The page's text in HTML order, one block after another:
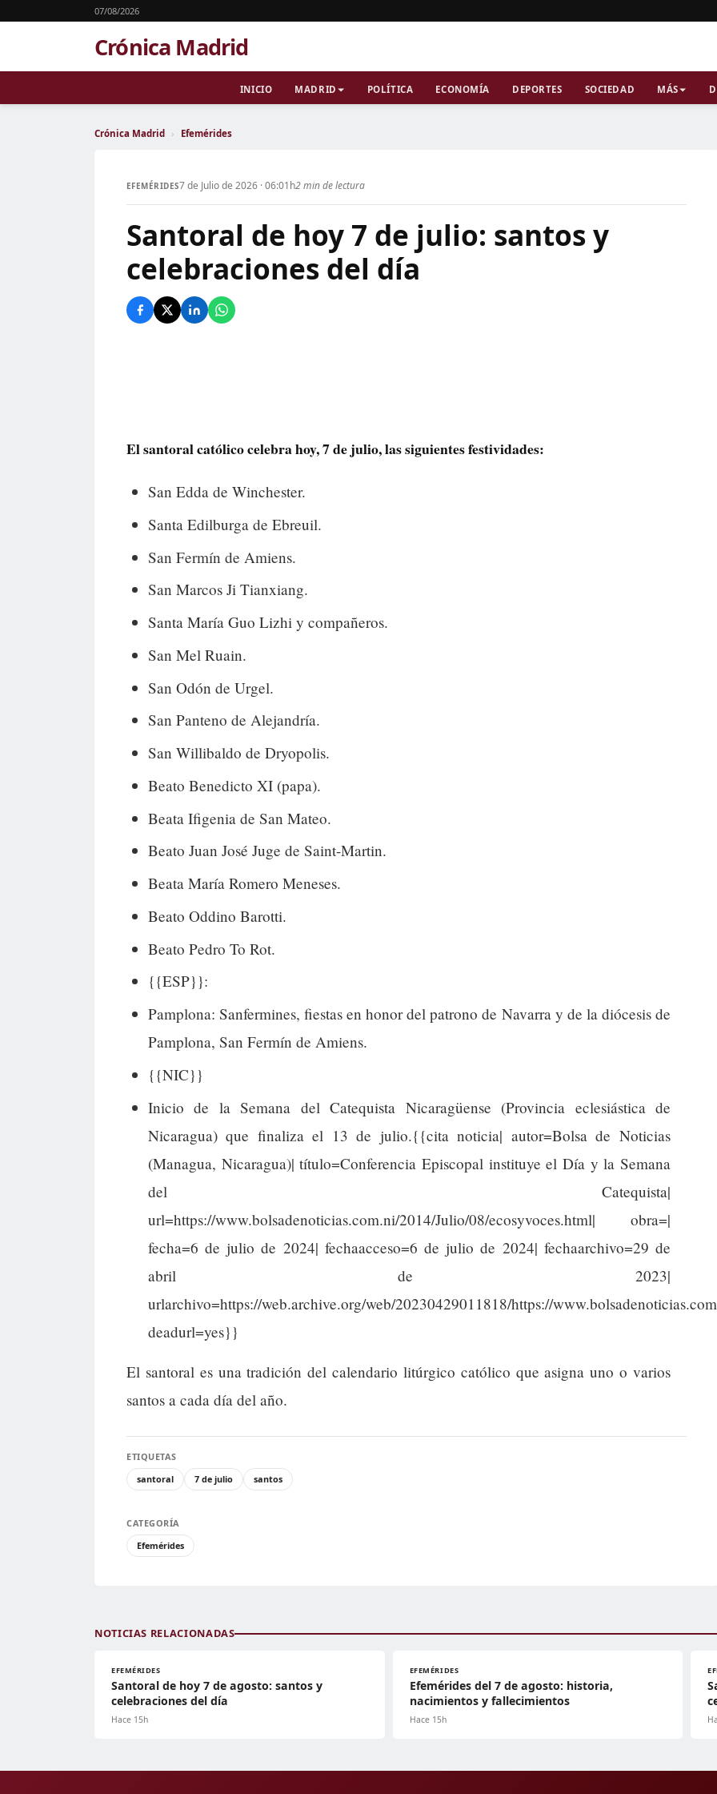
07/08/2026
Crónica Madrid
INICIO MADRID POLÍTICA ECONOMÍA DEPORTES SOCIEDAD MÁS
Crónica Madrid › Efemérides
EFEMÉRIDES7 de Julio de 2026 · 06:01h2 min de lectura
Santoral de hoy 7 de julio: santos y
celebraciones del día
El santoral católico celebra hoy, 7 de julio, las siguientes festividades:
San Edda de Winchester.
Santa Edilburga de Ebreuil.
San Fermín de Amiens.
San Marcos Ji Tianxiang.
Santa María Guo Lizhi y compañeros.
San Mel Ruain.
San Odón de Urgel.
San Panteno de Alejandría.
San Willibaldo de Dryopolis.
Beato Benedicto XI (papa).
Beata Ifigenia de San Mateo.
Beato Juan José Juge de Saint-Martin.
Beata María Romero Meneses.
Beato Oddino Barotti.
Beato Pedro To Rot.
{{ESP}}:
Pamplona: Sanfermines, fiestas en honor del patrono de Navarra y de la diócesis de
Pamplona, San Fermín de Amiens.
{{NIC}}
Inicio de la Semana del Catequista Nicaragüense (Provincia eclesiástica de
Nicaragua) que finaliza el 13 de julio.{{cita noticia| autor=Bolsa de Noticias
(Managua, Nicaragua)| título=Conferencia Episcopal instituye el Día y la Semana
del Catequista|
url=https://www.bolsadenoticias.com.ni/2014/Julio/08/ecosyvoces.html| obra=|
fecha=6 de julio de 2024| fechaacceso=6 de julio de 2024| fechaarchivo=29 de
abril de 2023|
urlarchivo=https://web.archive.org/web/20230429011818/https://
deadurl=yes}}
El santoral es una tradición del calendario litúrgico católico que asigna uno o varios
santos a cada día del año.
ETIQUETAS
santoral
7 de julio santos
CATEGORÍA
Efemérides
NOTICIAS RELACIONADAS
EFEMÉRIDES
Santoral de hoy 7 de agosto: santos y
celebraciones del día
Hace 15h
EFEMÉRIDES
Efemérides del 7 de agosto: historia,
nacimientos y fallecimientos
Hace 15h